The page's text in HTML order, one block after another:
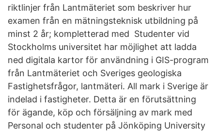
riktlinjer från Lantmäteriet som beskriver hur
examen från en mätningsteknisk utbildning på
minst 2 år; kompletterad med Studenter vid
Stockholms universitet har möjlighet att ladda
ned digitala kartor för användning i GIS-program
från Lantmäteriet och Sveriges geologiska
Fastighetsfrågor, lantmäteri. All mark i Sverige är
indelad i fastigheter. Detta är en förutsättning
för ägande, köp och försäljning av mark med
Personal och studenter på Jönköping University